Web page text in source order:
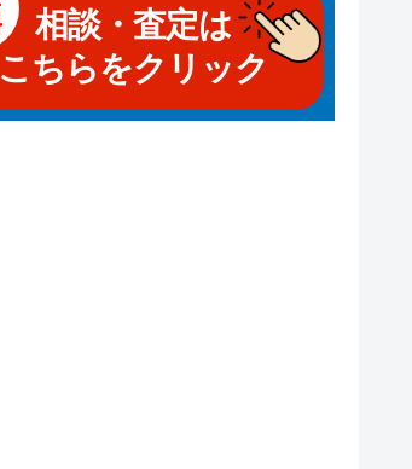
相談・査定は
こちらをクリック